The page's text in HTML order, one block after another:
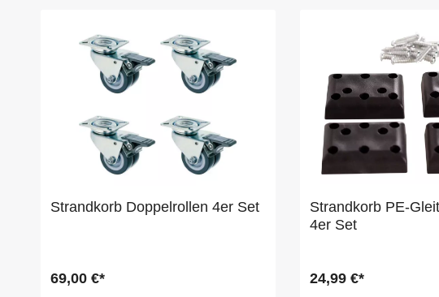
Strandkorb Doppelrollen 4er Set
69,00 €*
Strandkorb PE-
4er Set
24,99 €*